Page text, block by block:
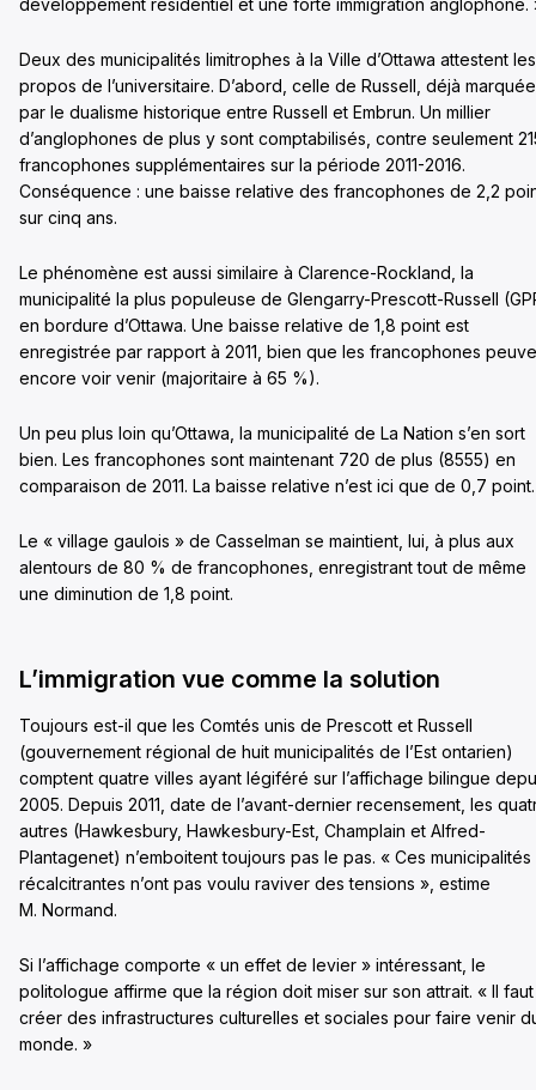
Deux des municipalités limitrophes à la Ville d’Ottawa attestent les
propos de l’universitaire. D’abord, celle de Russell, déjà marquée
par le dualisme historique entre Russell et Embrun. Un millier
d’anglophones de plus y sont comptabilisés, contre seulement
francophones supplémentaires sur la période 2011-2016.
Conséquence : une baisse relative des francophones de 2,2
sur cinq ans.
Le phénomène est aussi similaire à Clarence-Rockland, la
municipalité la plus populeuse de Glengarry-Prescott-Russell
en bordure d’Ottawa. Une baisse relative de 1,8 point est
enregistrée par rapport à 2011, bien que les francophones
encore voir venir (majoritaire à 65 %).
Un peu plus loin qu’Ottawa, la municipalité de La Nation s’en sort
bien. Les francophones sont maintenant 720 de plus (8555) en
comparaison de 2011. La baisse relative n’est ici que de 0,7 point.
Le « village gaulois » de Casselman se maintient, lui, à plus aux
alentours de 80 % de francophones, enregistrant tout de même
une diminution de 1,8 point.
L’immigration vue comme la solution
Toujours est-il que les Comtés unis de Prescott et Russell
(gouvernement régional de huit municipalités de l’Est ontarien)
comptent quatre villes ayant légiféré sur l’affichage bilingue
2005. Depuis 2011, date de l’avant-dernier recensement, les
autres (Hawkesbury, Hawkesbury-Est, Champlain et Alfred-
Plantagenet) n’emboitent toujours pas le pas. « Ces municipalités
récalcitrantes n’ont pas voulu raviver des tensions », estime
M. Normand.
Si l’affichage comporte « un effet de levier » intéressant, le
politologue affirme que la région doit miser sur son attrait. « Il faut
créer des infrastructures culturelles et sociales pour faire venir
monde. »